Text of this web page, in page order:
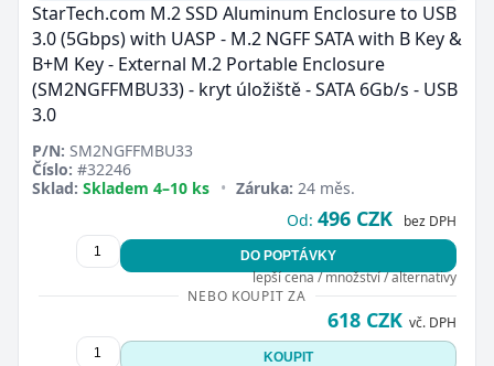
StarTech.com M.2 SSD Aluminum Enclosure to USB
3.0 (5Gbps) with UASP - M.2 NGFF SATA with B Key &
B+M Key - External M.2 Portable Enclosure
(SM2NGFFMBU33) - kryt úložiště - SATA 6Gb/s - USB
3.0
P/N: SM2NGFFMBU33
Číslo: #32246
Sklad: Skladem 4–10 ks • Záruka: 24 měs.
Od: 496 CZK bez DPH
DO POPTÁVKY
lepší cena / množství / alternativy
NEBO KOUPIT ZA
618 CZK vč. DPH
KOUPIT